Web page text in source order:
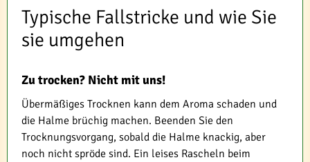
Typische Fallstricke und wie Sie
sie umgehen
Zu trocken? Nicht mit uns!
Übermäßiges Trocknen kann dem Aroma schaden und
die Halme brüchig machen. Beenden Sie den
Trocknungsvorgang, sobald die Halme knackig, aber
noch nicht spröde sind. Ein leises Rascheln beim